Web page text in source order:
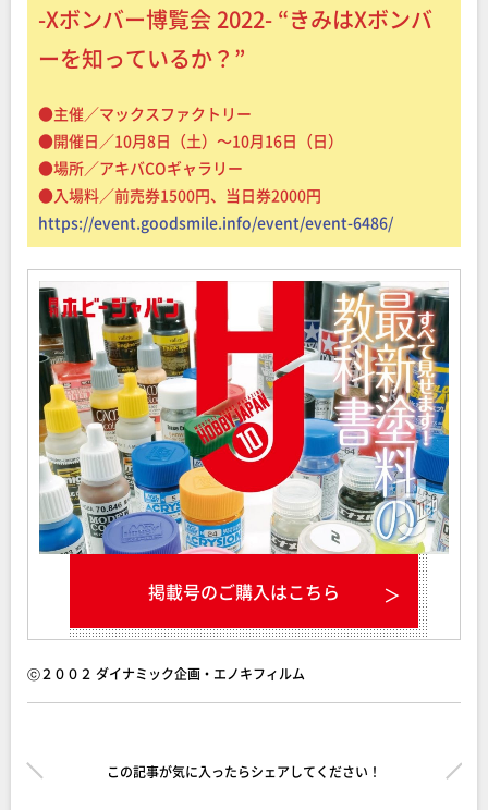
-Xボンバー博覧会 2022- “きみはXボンバ
ーを知っているか？”
●主催／マックスファクトリー
●開催日／10月8日（土）～10月16日（日）
●場所／アキバCOギャラリー
●入場料／前売券1500円、当日券2000円
https://event.goodsmile.info/event/event-6486/
掲載号のご購入はこちら
ⓒ２００２ ダイナミック企画・エノキフィルム
この記事が気に入ったらシェアしてください！